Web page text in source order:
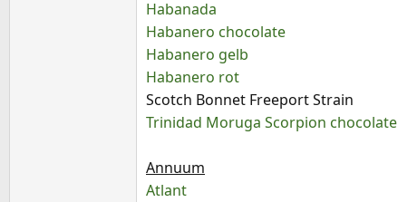
Habanada
Habanero chocolate
Habanero gelb
Habanero rot
Scotch Bonnet Freeport Strain
Trinidad Moruga Scorpion chocolate
Annuum
Atlant